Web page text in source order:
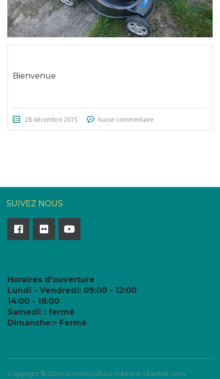
Bienvenue
28 décembre 2015 Aucun commentaire
SUIVEZ NOUS
Horaires d'ouverture
Lundi - Vendredi: 09:00 - 12:00
14:00 - 18:00
Samedi: : fermé
Dimanche:> Fermé
Copyright © 2021.rio motoculture créé par cbarbot.com